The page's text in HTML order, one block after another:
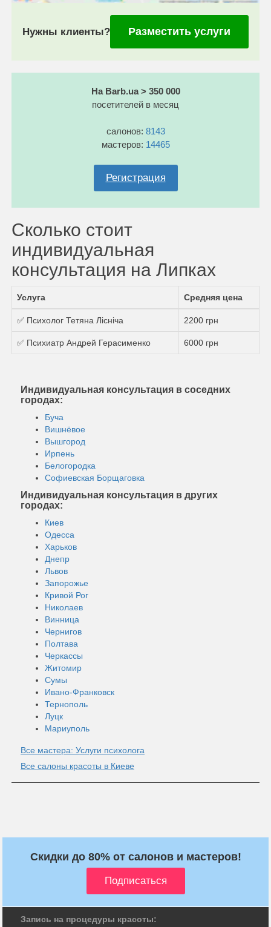
Нужны клиенты? Разместить услуги
На Barb.ua > 350 000
посетителей в месяц
салонов: 8143
мастеров: 14465
Регистрация
Сколько стоит
индивидуальная
консультация на Липках
Услуга Средняя цена
✅ Психолог Тетяна Лісніча 2200 грн
✅ Психиатр Андрей Герасименко 6000 грн
Индивидуальная консультация в соседних
городах:
Буча
Вишнёвое
Вышгород
Ирпень
Белогородка
Софиевская Борщаговка
Индивидуальная консультация в других
городах:
Киев
Одесса
Харьков
Днепр
Львов
Запорожье
Кривой Рог
Николаев
Винница
Чернигов
Полтава
Черкассы
Житомир
Сумы
Ивано-Франковск
Тернополь
Луцк
Мариуполь
Все мастера: Услуги психолога
Все салоны красоты в Киеве
Скидки до 80% от салонов и мастеров!
Запись на процедуры красоты: